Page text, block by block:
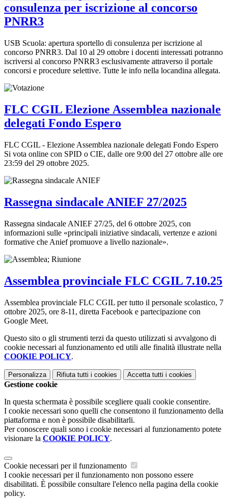
consulenza per iscrizione al concorso
PNRR3
USB Scuola: apertura sportello di consulenza per iscrizione al
concorso PNRR3. Dal 10 al 29 ottobre i docenti interessati potranno
iscriversi al concorso PNRR3 esclusivamente attraverso il portale
concorsi e procedure selettive. Tutte le info nella locandina allegata.
FLC CGIL Elezione Assemblea nazionale
delegati Fondo Espero
FLC CGIL - Elezione Assemblea nazionale delegati Fondo Espero
Si vota online con SPID o CIE, dalle ore 9:00 del 27 ottobre alle ore
23:59 del 29 ottobre 2025.
Rassegna sindacale ANIEF 27/2025
Rassegna sindacale ANIEF 27/25, del 6 ottobre 2025, con
informazioni sulle «principali iniziative sindacali, vertenze e azioni
formative che Anief promuove a livello nazionale».
Assemblea provinciale FLC CGIL 7.10.25
Assemblea provinciale FLC CGIL per tutto il personale scolastico, 7
ottobre 2025, ore 8-11, diretta Facebook e partecipazione con
Google Meet.
Questo sito o gli strumenti terzi da questo utilizzati si avvalgono di
cookie necessari al funzionamento ed utili alle finalità illustrate nella
COOKIE POLICY.
Personalizza Rifiuta tutti i cookies Accetta tutti i cookies
Gestione cookie
In questa schermata è possibile scegliere quali cookie consentire.
I cookie necessari sono quelli che consentono il funzionamento della
piattaforma e non è possibile disabilitarli.
Per conoscere quali sono i cookie necessari al funzionamento potete
visionare la COOKIE POLICY.
Cookie necessari per il funzionamento
I cookie necessari per il funzionamento non possono essere
disabilitati. È possibile consultare l'elenco nella pagina della cookie
policy.